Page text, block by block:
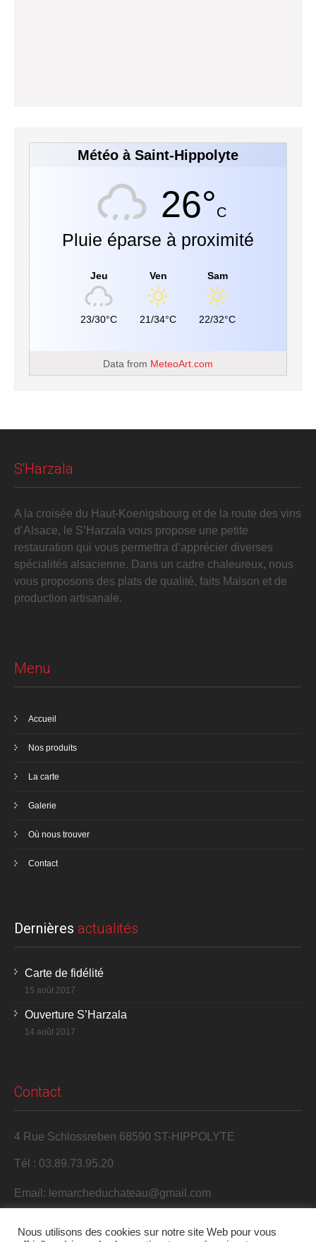
Météo à Saint-Hippolyte
26°C
Pluie éparse à proximité
Jeu
23/30°C
Ven
21/34°C
Sam
22/32°C
Data from MeteoArt.com
S'Harzala
A la croisée du Haut-Koenigsbourg et de la route des vins
d’Alsace, le S’Harzala vous propose une petite
restauration qui vous permettra d’apprécier diverses
spécialités alsacienne. Dans un cadre chaleureux, nous
vous proposons des plats de qualité, faits Maison et de
production artisanale.
Menu
Accueil
Nos produits
La carte
Galerie
Où nous trouver
Contact
Dernières actualités
Carte de fidélité
15 août 2017
Ouverture S’Harzala
14 août 2017
Contact
4 Rue Schlossreben 68590 ST-HIPPOLYTE
Tél : 03.89.73.95.20
Email: lemarcheduchateau@gmail.com
Nous utilisons des cookies sur notre site Web pour vous